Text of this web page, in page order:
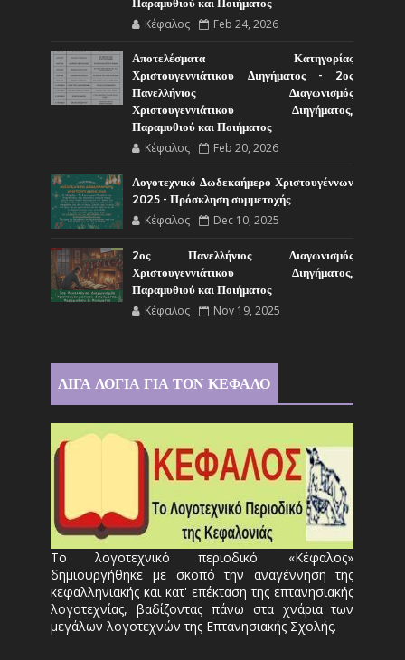
Παραμυθιού και Ποιήματος
Κέφαλος Feb 24, 2026
Αποτελέσματα Κατηγορίας
Χριστουγεννιάτικου Διηγήματος - 2ος
Πανελλήνιος Διαγωνισμός
Χριστουγεννιάτικου Διηγήματος,
Παραμυθιού και Ποιήματος
Κέφαλος Feb 20, 2026
Λογοτεχνικό Δωδεκαήμερο Χριστουγέννων
2025 - Πρόσκληση συμμετοχής
Κέφαλος Dec 10, 2025
2ος Πανελλήνιος Διαγωνισμός
Χριστουγεννιάτικου Διηγήματος,
Παραμυθιού και Ποιήματος
Κέφαλος Nov 19, 2025
ΛΙΓΑ ΛΟΓΙΑ ΓΙΑ ΤΟΝ ΚΕΦΑΛΟ
Το λογοτεχνικό περιοδικό: «Κέφαλος»
δημιουργήθηκε με σκοπό την αναγέννηση της
κεφαλληνιακής και κατ' επέκταση της επτανησιακής
λογοτεχνίας, βαδίζοντας πάνω στα χνάρια των
μεγάλων λογοτεχνών της Επτανησιακής Σχολής.